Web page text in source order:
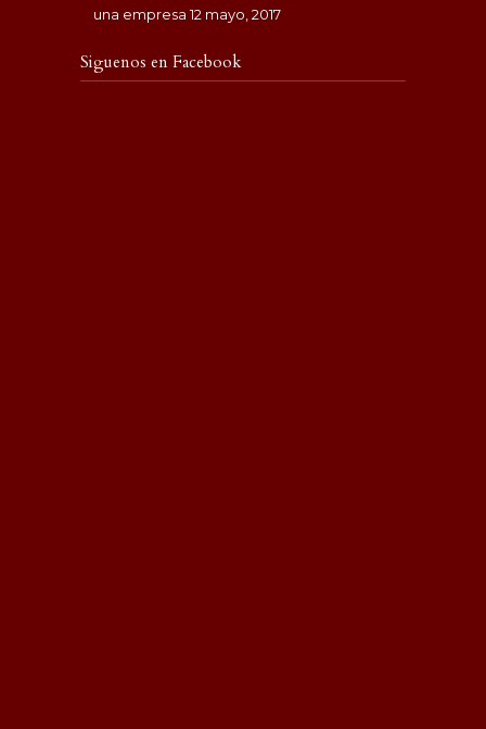
una empresa 12 mayo, 2017
Siguenos en Facebook